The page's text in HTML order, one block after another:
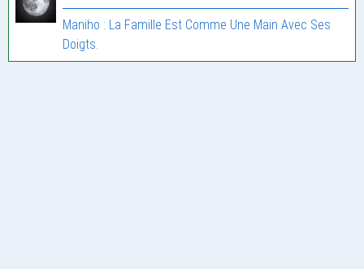
Maniho : La Famille Est Comme Une Main Avec Ses
Doigts.